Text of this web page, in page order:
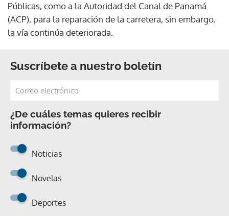
Públicas, como a la Autoridad del Canal de Panamá
(ACP), para la reparación de la carretera, sin embargo,
la vía continúa deteriorada.
Suscríbete a nuestro boletín
¿De cuáles temas quieres recibir
información?
Noticias
Novelas
Deportes